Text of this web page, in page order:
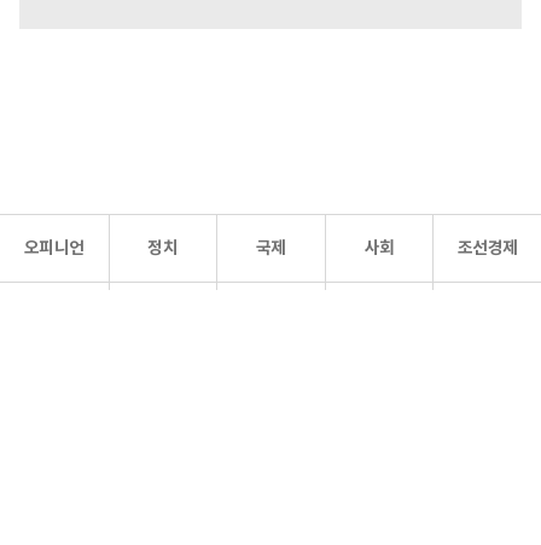
오피니언 정치 국제 사회 조선경제